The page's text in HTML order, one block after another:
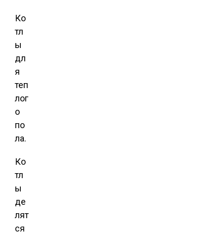
Ко
тл
ы
дл
я
теп
лог
о
по
ла.
Ко
тл
ы
де
лят
ся